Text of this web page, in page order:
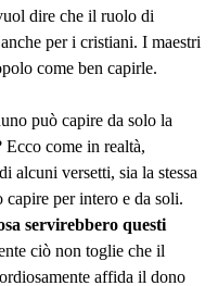
dire che il ruolo di
per i cristiani. I maestri
come ben capirle.
può capire da solo la
Ecco come in realtà,
alcuni versetti, sia la stessa
per intero e da soli.
servirebbero questi
ciò non toglie che il
affida il dono